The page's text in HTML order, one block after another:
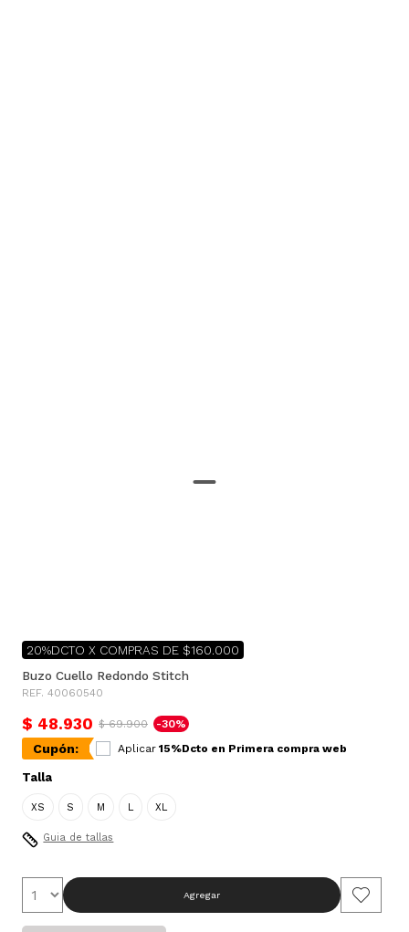
20%DCTO X COMPRAS DE $160.000
Buzo Cuello Redondo Stitch
REF. 40060540
$ 48.930 $ 69.900 -30%
Cupón: Aplicar 15%Dcto en Primera compra web
Talla
XS S M L XL
Guia de tallas
Agregar